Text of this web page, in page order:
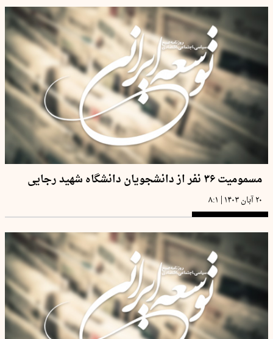
مسمومیت ۳۶ نفر از دانشجویان دانشگاه شهید رجایی
۲۰ آبان ۱۴۰۳ | ۸:۱